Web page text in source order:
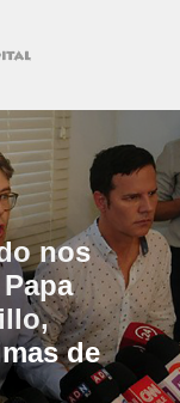
nos
de